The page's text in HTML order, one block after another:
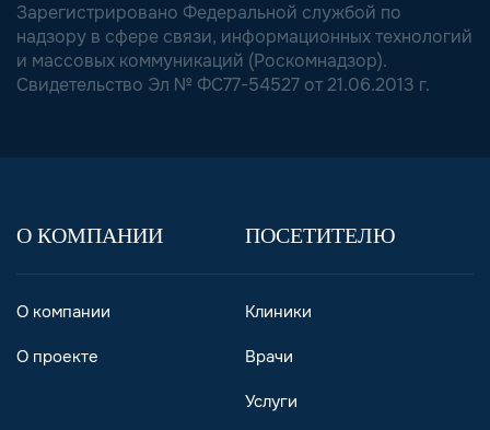
Зарегистрировано Федеральной службой по
надзору в сфере связи, информационных технологий
и массовых коммуникаций (Роскомнадзор).
Свидетельство Эл № ФС77-54527 от 21.06.2013 г.
О КОМПАНИИ
О компании
О проекте
ПОСЕТИТЕЛЮ
Клиники
Врачи
Услуги